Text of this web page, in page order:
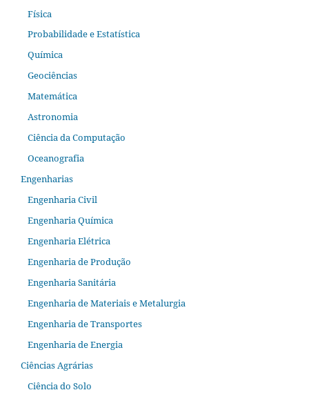
Física
Probabilidade e Estatística
Química
Geociências
Matemática
Astronomia
Ciência da Computação
Oceanografia
Engenharias
Engenharia Civil
Engenharia Química
Engenharia Elétrica
Engenharia de Produção
Engenharia Sanitária
Engenharia de Materiais e Metalurgia
Engenharia de Transportes
Engenharia de Energia
Ciências Agrárias
Ciência do Solo